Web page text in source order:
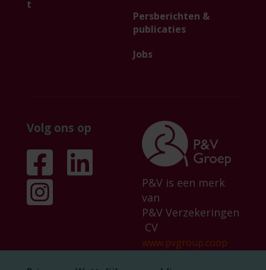
t
Persberichten &
publicaties
Jobs
Volg ons op
P&V is een merk
van
P&V Verzekeringen
CV
www.pvgroup.coop